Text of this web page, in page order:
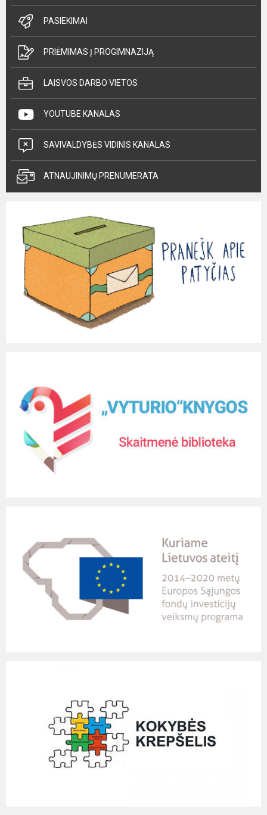
PASIEKIMAI
PRIĖMIMAS Į PROGIMNAZIJĄ
LAISVOS DARBO VIETOS
YOUTUBE KANALAS
SAVIVALDYBĖS VIDINIS KANALAS
ATNAUJINIMŲ PRENUMERATA